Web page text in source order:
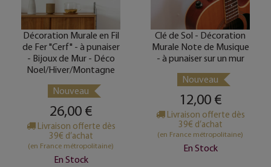
Décoration Murale en Fil
de Fer "Cerf" - à punaiser
- Bijoux de Mur - Déco
Noel/Hiver/Montagne
Nouveau
26,00 €
Livraison offerte dès
39€ d’achat
(en France métropolitaine)
En Stock
Clé de Sol - Décoration
Murale Note de Musique
- à punaiser sur un mur
Nouveau
12,00 €
Livraison offerte dès
39€ d’achat
(en France métropolitaine)
En Stock